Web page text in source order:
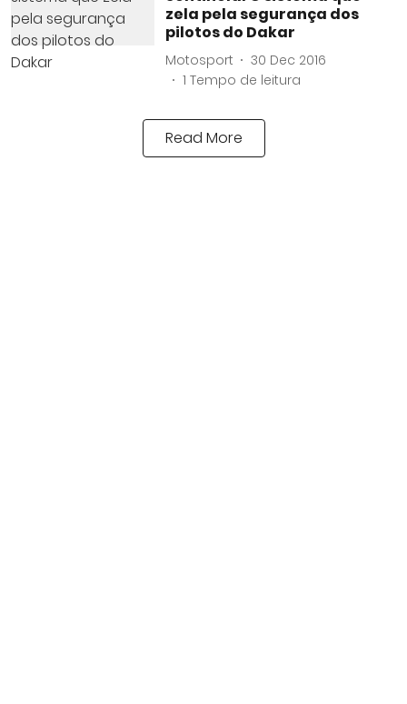
zela pela segurança dos
pilotos do Dakar
Motosport
30 Dec 2016
1 Tempo de leitura
Read More